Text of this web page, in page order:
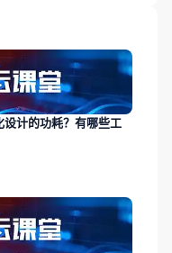
计的功耗？有哪些工